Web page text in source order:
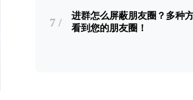
7 /
进群怎么屏蔽朋友圈？多种
看到您的朋友圈！